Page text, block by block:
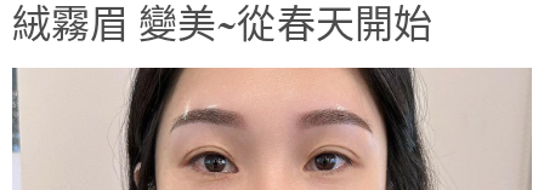
絨霧眉 變美~從春天開始